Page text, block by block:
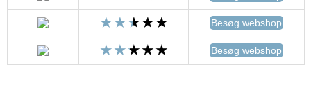
Besøg webshop
Besøg webshop